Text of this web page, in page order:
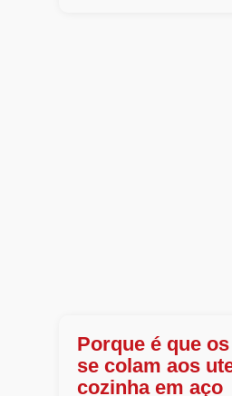
Porque é que
se colam aos
cozinha em aço